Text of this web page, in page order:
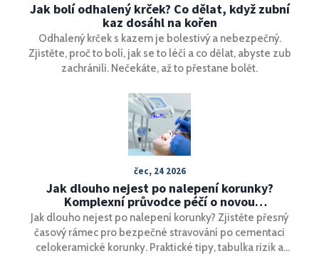
Jak bolí odhalený krček? Co dělat, když zubní
kaz dosáhl na kořen
Odhalený krček s kazem je bolestivý a nebezpečný.
Zjistěte, proč to bolí, jak se to léčí a co dělat, abyste zub
zachránili. Nečekáte, až to přestane bolět.
čec, 24 2026
Jak dlouho nejest po nalepení korunky?
Komplexní průvodce péčí o novou
celokeramickou korunku
Jak dlouho nejest po nalepení korunky? Zjistěte přesný
časový rámec pro bezpečné stravování po cementaci
celokeramické korunky. Praktické tipy, tabulka rizik a